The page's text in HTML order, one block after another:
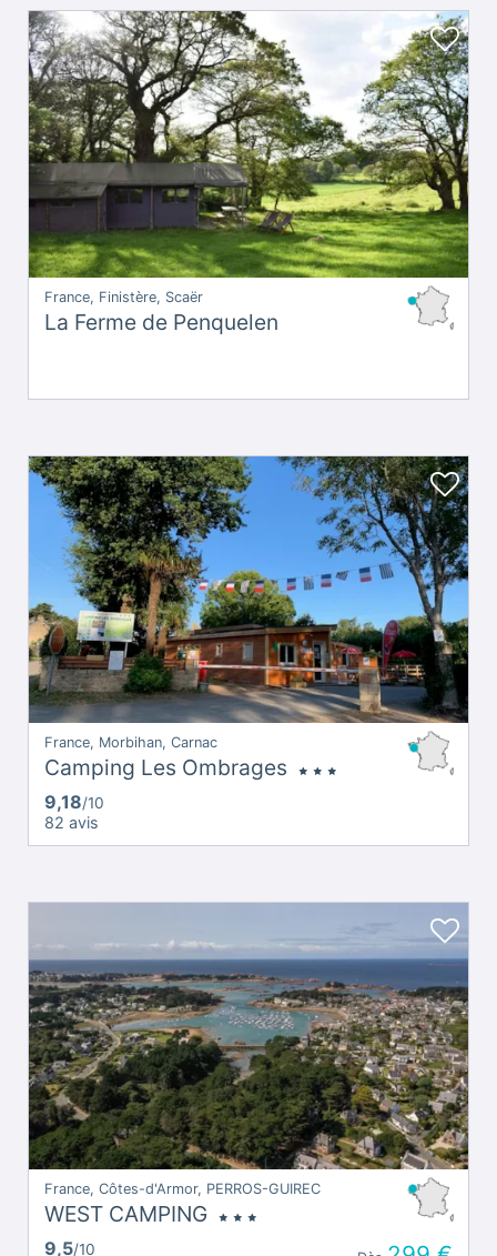
France, Finistère, Scaër
La Ferme de Penquelen
France, Morbihan, Carnac
Camping Les Ombrages
9,18/10
82 avis
France, Côtes-d'Armor, PERROS-GUIREC
WEST CAMPING
9,5/10